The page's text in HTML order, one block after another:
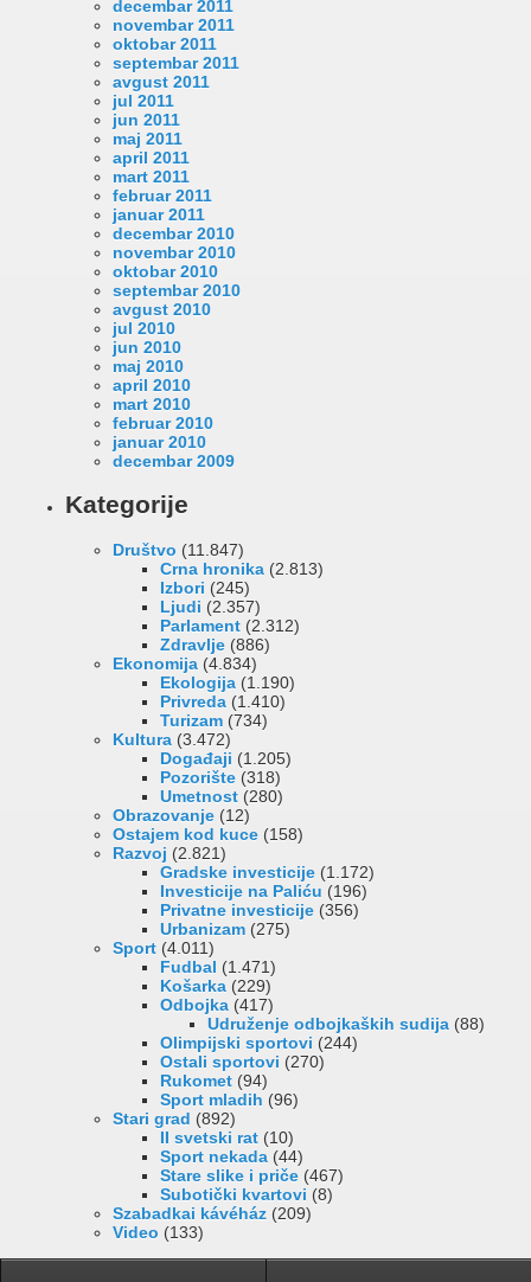
decembar 2011
novembar 2011
oktobar 2011
septembar 2011
avgust 2011
jul 2011
jun 2011
maj 2011
april 2011
mart 2011
februar 2011
januar 2011
decembar 2010
novembar 2010
oktobar 2010
septembar 2010
avgust 2010
jul 2010
jun 2010
maj 2010
april 2010
mart 2010
februar 2010
januar 2010
decembar 2009
Kategorije
Društvo (11.847)
Crna hronika (2.813)
Izbori (245)
Ljudi (2.357)
Parlament (2.312)
Zdravlje (886)
Ekonomija (4.834)
Ekologija (1.190)
Privreda (1.410)
Turizam (734)
Kultura (3.472)
Događaji (1.205)
Pozorište (318)
Umetnost (280)
Obrazovanje (12)
Ostajem kod kuce (158)
Razvoj (2.821)
Gradske investicije (1.172)
Investicije na Paliću (196)
Privatne investicije (356)
Urbanizam (275)
Sport (4.011)
Fudbal (1.471)
Košarka (229)
Odbojka (417)
Udruženje odbojkaških sudija (88)
Olimpijski sportovi (244)
Ostali sportovi (270)
Rukomet (94)
Sport mladih (96)
Stari grad (892)
II svetski rat (10)
Sport nekada (44)
Stare slike i priče (467)
Subotički kvartovi (8)
Szabadkai kávéház (209)
Video (133)